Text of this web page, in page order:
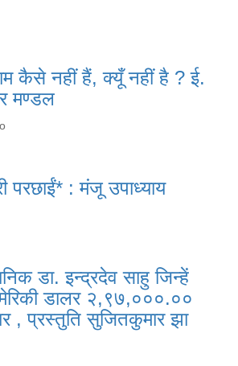
कैसे नहीं हैं, क्यूँ नहीं है ? ई.
मण्डल
परछाईं* : मंजू उपाध्याय
डा. इन्द्रदेव साहु जिन्हें
डालर २,९७,०००.००
, प्रस्तुति सुजितकुमार झा